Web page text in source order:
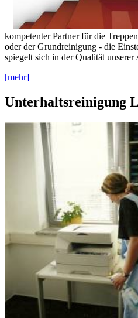
kompetenter Partner für die
oder der Grundreinigung - die
spiegelt sich in der Qualität unserer
[mehr]
Unterhaltsreinigung